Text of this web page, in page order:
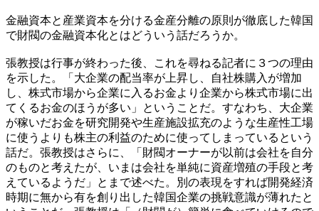
金融資本と産業資本を分ける金産分離の原則が徹底した韓国
で財閥の金融資本化とはどういう話だろうか。
張教授は行事が終わった後、これを尋ねる記者に３つの理由
を示した。「大企業の配当率が上昇し、自社株購入が増加
し、株式市場から企業に入るお金より企業から株式市場に出
てくるお金のほうが多い」ということだ。すなわち、大企業
が稼いだお金を研究開発や生産施設拡充のような生産性工場
に使うよりも株主の利益のために使ってしまっているという
話だ。張教授はさらに、「財閥オーナーが以前は会社を自分
のものと考えたが、いまは会社を単純に資産増殖の手段と考
えているようだ」とまで述べた。別の表現をすれば開発経済
時期に無から有を創り出した韓国企業の挑戦意識が薄れたと